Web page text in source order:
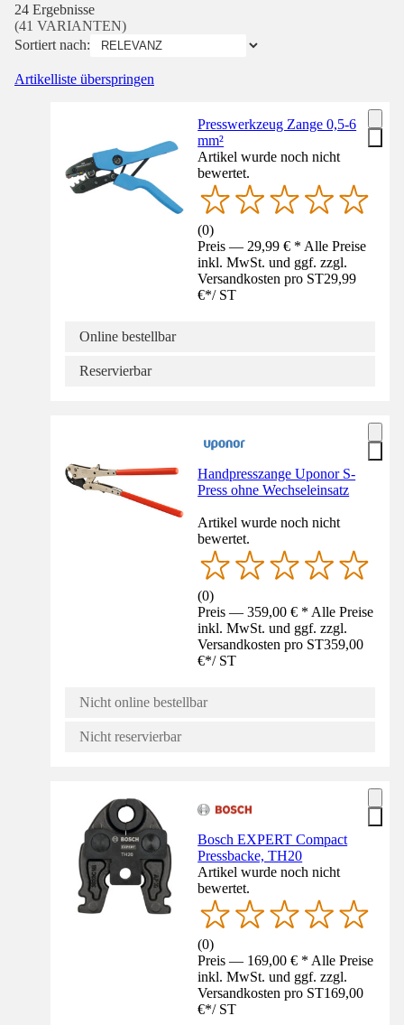
24 Ergebnisse
(41 VARIANTEN)
Sortiert nach:
Artikelliste überspringen
Presswerkzeug Zange 0,5-6
mm²
Artikel wurde noch nicht
bewertet.
(0)
Preis — 29,99 € * Alle Preise
inkl. MwSt. und ggf. zzgl.
Versandkosten pro ST29,99
€*/ ST
Online bestellbar
Reservierbar
Handpresszange Uponor S-
Press ohne Wechseleinsatz
Artikel wurde noch nicht
bewertet.
(0)
Preis — 359,00 € * Alle Preise
inkl. MwSt. und ggf. zzgl.
Versandkosten pro ST359,00
€*/ ST
Nicht online bestellbar
Nicht reservierbar
Bosch EXPERT Compact
Pressbacke, TH20
Artikel wurde noch nicht
bewertet.
(0)
Preis — 169,00 € * Alle Preise
inkl. MwSt. und ggf. zzgl.
Versandkosten pro ST169,00
€*/ ST